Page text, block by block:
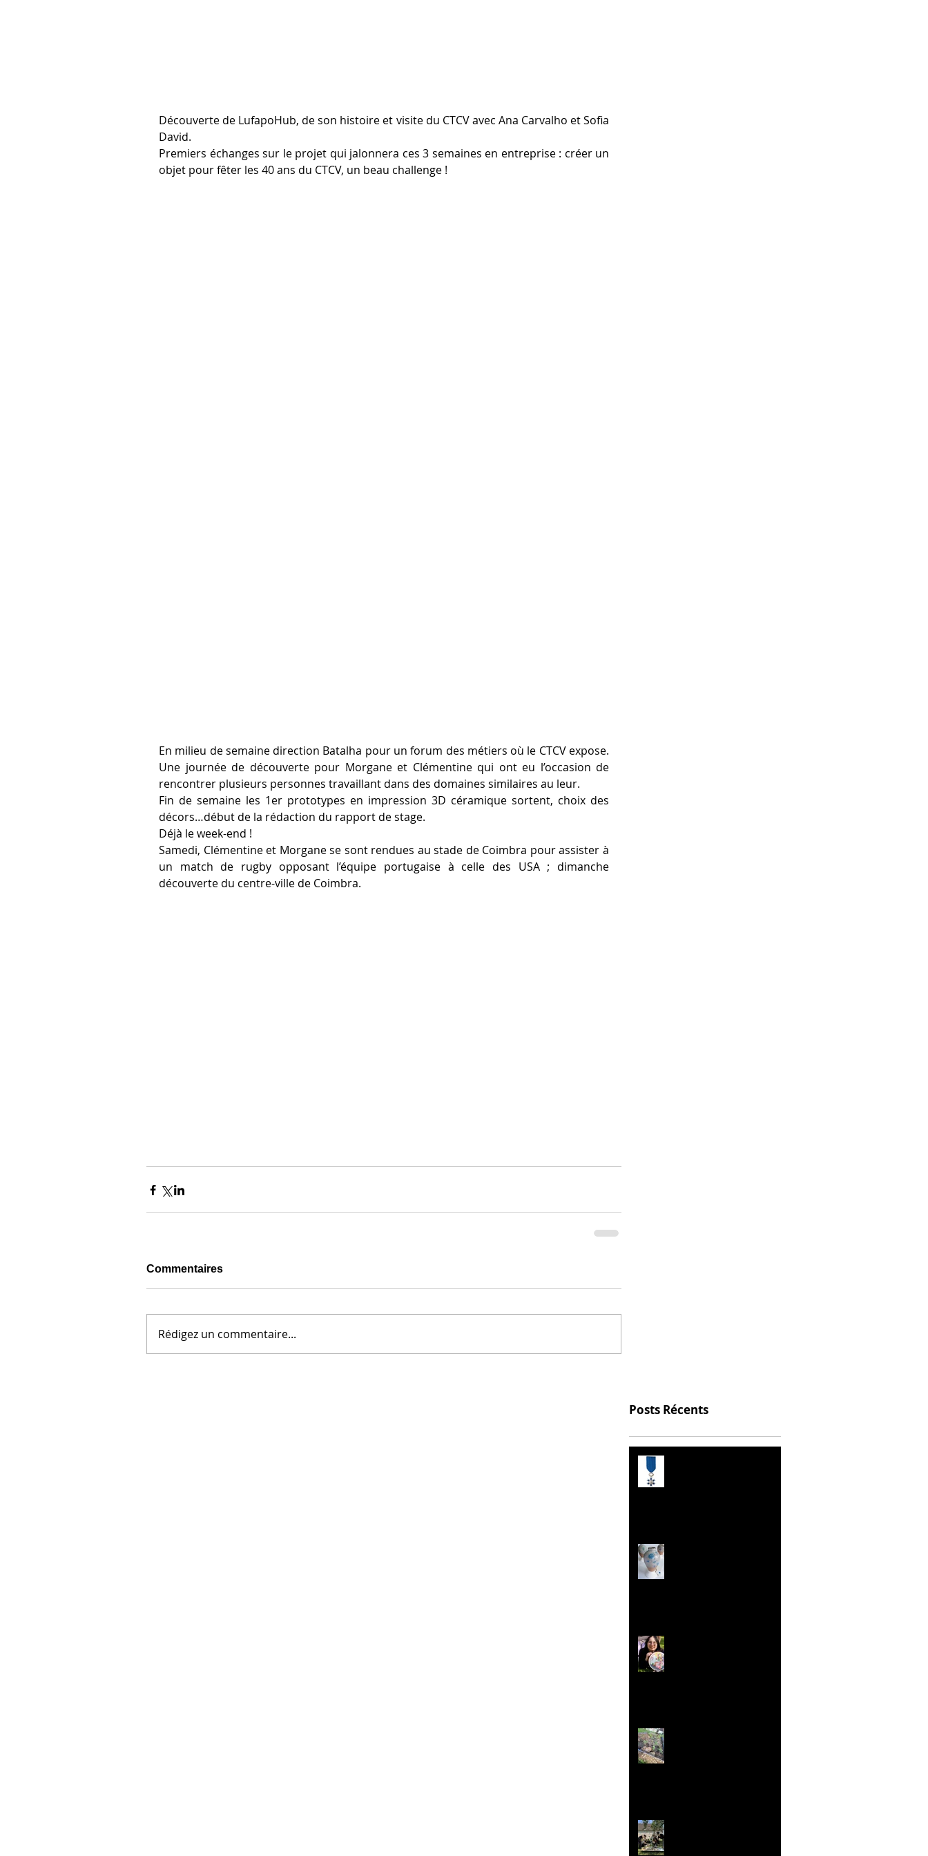
Découverte de LufapoHub, de son histoire et visite du CTCV avec Ana Carvalho et Sofia
David.
Premiers échanges sur le projet qui jalonnera ces 3 semaines en entreprise : créer un
objet pour fêter les 40 ans du CTCV, un beau challenge !
En milieu de semaine direction Batalha pour un forum des métiers où le CTCV expose.
Une journée de découverte pour Morgane et Clémentine qui ont eu l’occasion de
rencontrer plusieurs personnes travaillant dans des domaines similaires au leur.
Fin de semaine les 1er prototypes en impression 3D céramique sortent, choix des
décors…début de la rédaction du rapport de stage.
Déjà le week-end !
Samedi, Clémentine et Morgane se sont rendues au stade de Coimbra pour assister à
un match de rugby opposant l’équipe portugaise à celle des USA ; dimanche
découverte du centre-ville de Coimbra.
Commentaires
Rédigez un commentaire...
Posts Récents